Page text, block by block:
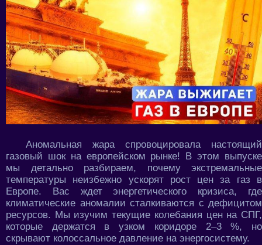
Аномальная жара спровоцировала настоящий
газовый шок на европейском рынке! В этом выпуске
мы детально разбираем, почему экстремальные
температуры неизбежно ускорят рост цен за газ в
Европе. Вас ждет энергетического кризиса, где
климатические аномалии сталкиваются с дефицитом
ресурсов. Мы изучим текущие колебания цен на СПГ,
которые держатся в узком коридоре 2–3 %, но
скрывают колоссальное давление на энергосистему.